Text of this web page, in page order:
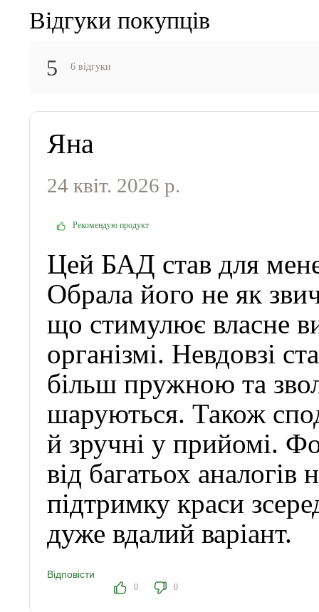
Відгуки покупців
5 6 відгуки
Яна
24 квіт. 2026 р.
Рекомендую продукт
Цей БАД став для
Обрала його не як
що стимулює власне
організмі. Невдовзі
більш пружною та
шаруються. Також
й зручні у прийомі.
від багатьох
підтримку краси
дуже вдалий варіант.
Відповісти
0 0